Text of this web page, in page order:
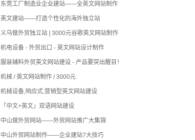
东莞工厂制造业企业建站——全英文网站制作
英文建站——打造个性化的海外独立站
义乌做外贸独立站 | 3000元谷歌英文网站制作
机电设备 - 外贸出口 - 英文网站设计制作
服装辅料外贸英文网站建设 - 产品要突出醒目！
机械 / 英文网站制作 / 3000元
机械设备,响应式,营销型英文网站建设
「中文+英文」双语网站建设
中山做外贸网站——外贸网站推广大集锦
中山外贸网站制作——企业建站7大技巧